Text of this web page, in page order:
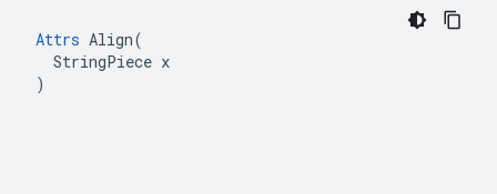
Attrs Align(
  StringPiece x
)